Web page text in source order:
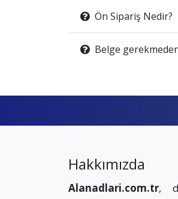
Ön Sipariş Nedir?
Belge
Hakkımızda
Alanadlari.com.tr,